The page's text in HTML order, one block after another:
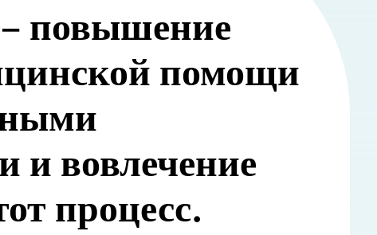
повышение
помощи
и вовлечение
процесс.